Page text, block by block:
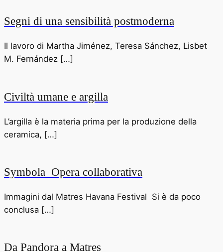
Segni di una sensibilità postmoderna
Il lavoro di Martha Jiménez, Teresa Sánchez, Lisbet
M. Fernández […]
Civiltà umane e argilla
L’argilla è la materia prima per la produzione della
ceramica, […]
Symbola Opera collaborativa
Immagini dal Matres Havana Festival Si è da poco
conclusa […]
Da Pandora a Matres